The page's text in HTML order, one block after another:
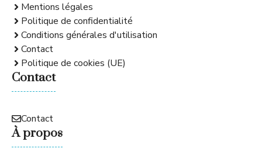
Mentions légales
Politique de confidentialité
Conditions générales d'utilisation
Contact
Politique de cookies (UE)
Contact
Contact
À propos